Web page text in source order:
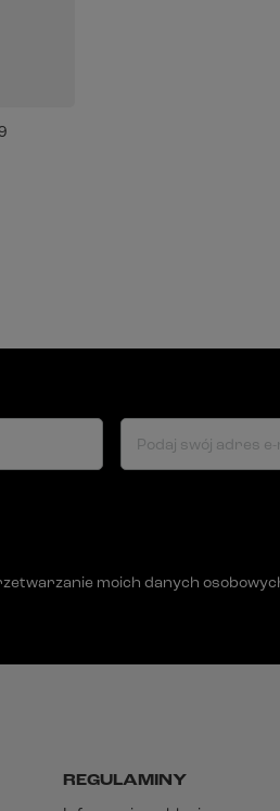
Podaj swój adres e-
moich danych
REGULAMINY